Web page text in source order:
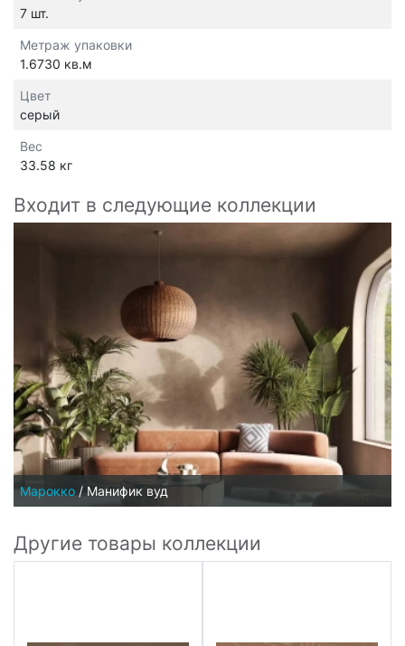
7 шт.
Метраж упаковки
1.6730 кв.м
Цвет
серый
Вес
33.58 кг
Входит в следующие коллекции
Марокко / Манифик вуд
Другие товары коллекции